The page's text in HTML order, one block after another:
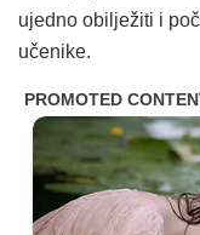
ujedno obilježiti i
učenike.